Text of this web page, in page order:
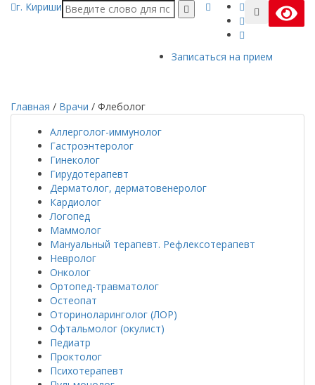
г. Кириши
Записаться на прием
Главная / Врачи / Флеболог
Аллерголог-иммунолог
Гастроэнтеролог
Гинеколог
Гирудотерапевт
Дерматолог, дерматовенеролог
Кардиолог
Логопед
Маммолог
Мануальный терапевт. Рефлексотерапевт
Невролог
Онколог
Ортопед-травматолог
Остеопат
Оториноларинголог (ЛОР)
Офтальмолог (окулист)
Педиатр
Проктолог
Психотерапевт